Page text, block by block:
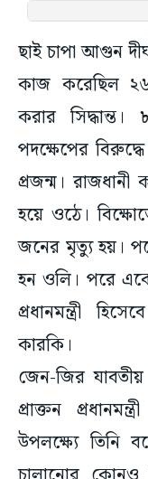
ছাই চাপা আগুন
কাজ করেছিল
করার
পদক্ষেপের
প্রজন্ম। রাজধানী
হয়ে ওঠে।
জনের মৃত্যু হয়।
হন ওলি। পরে একে
প্রধানমন্ত্রী
কারকি।
জেন-জির
প্রাক্তন
উপলক্ষ্যে তিনি